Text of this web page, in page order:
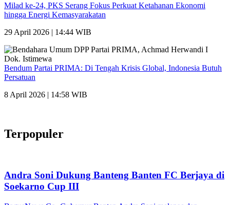
Milad ke-24, PKS Serang Fokus Perkuat Ketahanan Ekonomi
hingga Energi Kemasyarakatan
29 April 2026 | 14:44 WIB
Bendum Partai PRIMA: Di Tengah Krisis Global, Indonesia Butuh
Persatuan
8 April 2026 | 14:58 WIB
Terpopuler
Andra Soni Dukung Banteng Banten FC Berjaya di
Soekarno Cup III